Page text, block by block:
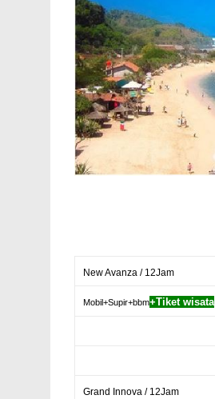
New Avanza / 12Jam
Mobil+Supir+bbm+Tiket wisata
Grand Innova / 12Jam